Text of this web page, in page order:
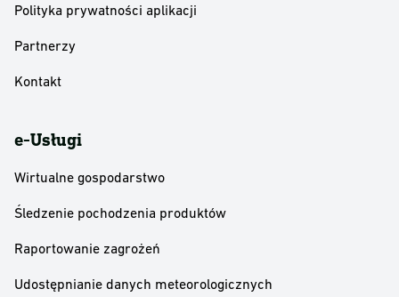
Polityka prywatności aplikacji
Partnerzy
Kontakt
e-Usługi
Wirtualne gospodarstwo
Śledzenie pochodzenia produktów
Raportowanie zagrożeń
Udostępnianie danych meteorologicznych